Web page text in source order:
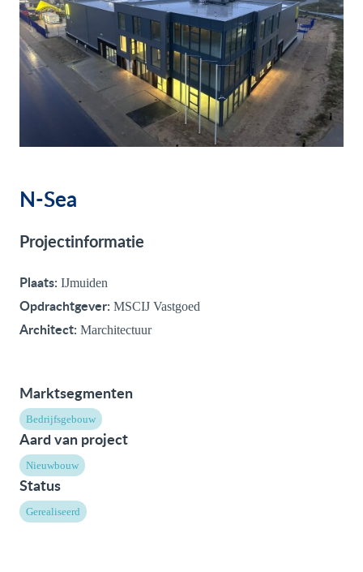
N-Sea
Projectinformatie
Plaats: IJmuiden
Opdrachtgever: MSCIJ Vastgoed
Architect: Marchitectuur
Marktsegmenten
Bedrijfsgebouw
Aard van project
Nieuwbouw
Status
Gerealiseerd